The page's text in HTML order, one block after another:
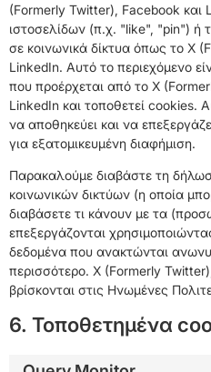
(Formerly Twitter), Facebook και
ιστοσελίδων (π.χ. "like", "pin") ή
σε κοινωνικά δίκτυα όπως το X
LinkedIn. Αυτό το περιεχόμενο
που προέρχεται από το X
LinkedIn και τοποθετεί cookies.
να αποθηκεύει και να
για εξατομικευμένη διαφήμιση.
Παρακαλούμε διαβάστε τη
κοινωνικών δικτύων (η οποία
διαβάσετε τι κάνουν με τα
επεξεργάζονται
δεδομένα που ανακτώνται
περισσότερο. X (Formerly
βρίσκονται στις Ηνωμένες
6. Τοποθετημένα